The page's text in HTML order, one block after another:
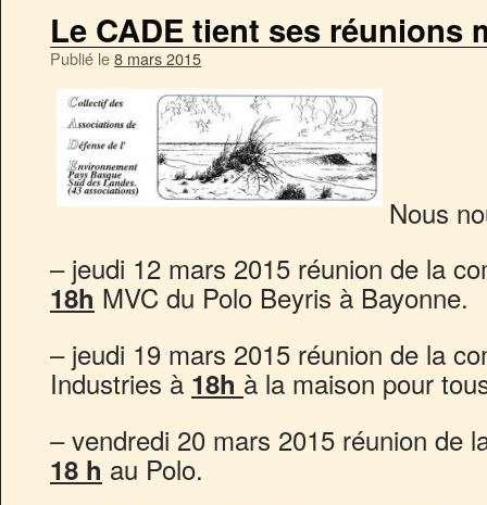
Le CADE tient ses réunions
Publié le8 mars 2015
Nous
– jeudi 12 mars 2015 réunion de la
18h MVC du Polo Beyris à Bayonne.
– jeudi 19 mars 2015 réunion de la
Industries à 18h à la maison pour
– vendredi 20 mars 2015 réunion de
18 h au Polo.